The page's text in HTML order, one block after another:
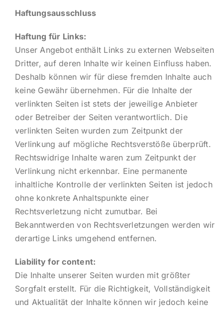
Haftungsausschluss
Haftung für Links:
Unser Angebot enthält Links zu externen Webseiten
Dritter, auf deren Inhalte wir keinen Einfluss haben.
Deshalb können wir für diese fremden Inhalte auch
keine Gewähr übernehmen. Für die Inhalte der
verlinkten Seiten ist stets der jeweilige Anbieter
oder Betreiber der Seiten verantwortlich. Die
verlinkten Seiten wurden zum Zeitpunkt der
Verlinkung auf mögliche Rechtsverstöße überprüft.
Rechtswidrige Inhalte waren zum Zeitpunkt der
Verlinkung nicht erkennbar. Eine permanente
inhaltliche Kontrolle der verlinkten Seiten ist jedoch
ohne konkrete Anhaltspunkte einer
Rechtsverletzung nicht zumutbar. Bei
Bekanntwerden von Rechtsverletzungen werden wir
derartige Links umgehend entfernen.
Liability for content:
Die Inhalte unserer Seiten wurden mit größter
Sorgfalt erstellt. Für die Richtigkeit, Vollständigkeit
und Aktualität der Inhalte können wir jedoch keine